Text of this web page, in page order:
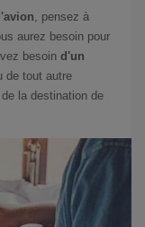
, pensez à
aurez besoin pour
besoin d'un
de tout autre
la destination de